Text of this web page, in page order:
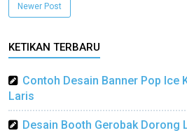
Newer Post
KETIKAN TERBARU
Contoh Desain Banner Pop Ice
Laris
Desain Booth Gerobak Dorong